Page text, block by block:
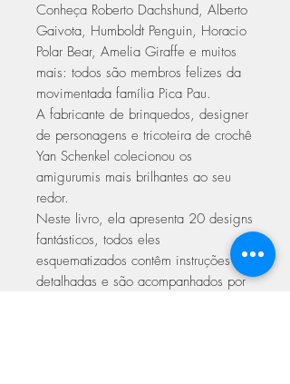
Conheça Roberto Dachshund, Alberto
Gaivota, Humboldt Penguin, Horacio
Polar Bear, Amelia Giraffe e muitos
mais: todos são membros felizes da
movimentada família Pica Pau.
A fabricante de brinquedos, designer
de personagens e tricoteira de crochê
Yan Schenkel colecionou os
amigurumis mais brilhantes ao seu
redor.
Neste livro, ela apresenta 20 designs
fantásticos, todos eles
esquematizados contêm instruções
detalhadas e são acompanhados por